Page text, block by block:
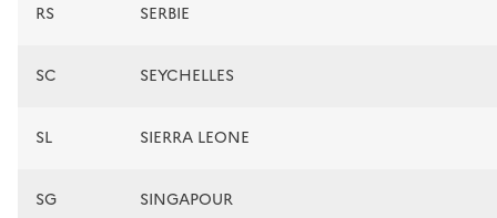
RS SERBIE
SC SEYCHELLES
SL SIERRA LEONE
SG SINGAPOUR